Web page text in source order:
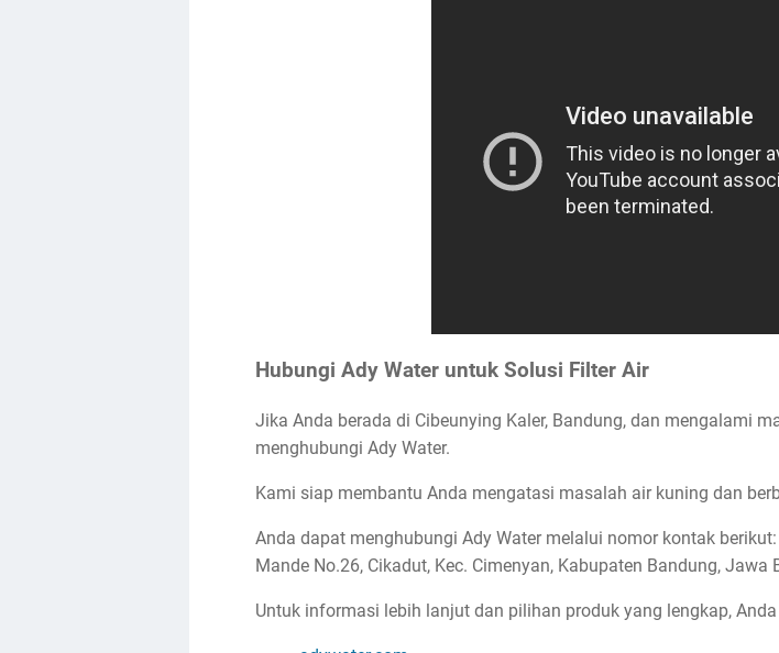
Hubungi Ady Water untuk Solusi Filter Air
Jika Anda berada di Cibeunying Kaler, Bandung, dan mengalami
menghubungi Ady Water.
Kami siap membantu Anda mengatasi masalah air kuning dan
Anda dapat menghubungi Ady Water melalui nomor kontak
Mande No.26, Cikadut, Kec. Cimenyan, Kabupaten Bandung, Jawa
Untuk informasi lebih lanjut dan pilihan produk yang lengkap,